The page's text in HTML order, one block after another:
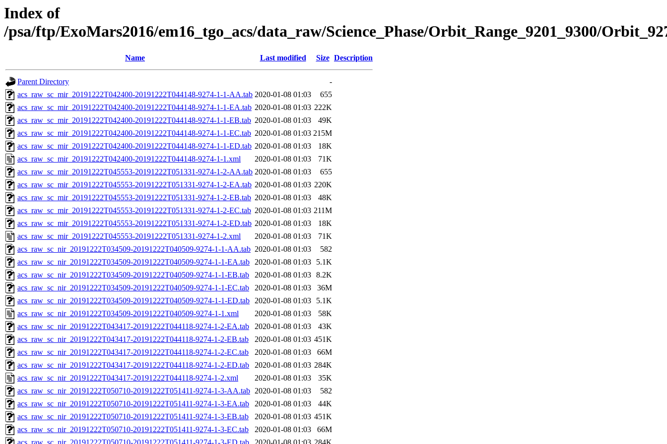
Index of
/psa/ftp/ExoMars2016/em16_tgo_acs/data_raw/Science_Phase/Orbit_Range_9201_9300/
Name Last modified Size Description
Parent Directory
-
acs_raw_sc_mir_20191222T042400-20191222T044148-9274-1-1-AA.tab 2020-01-08 01:03
655
acs_raw_sc_mir_20191222T042400-20191222T044148-9274-1-1-EA.tab 2020-01-08 01:03 222K
acs_raw_sc_mir_20191222T042400-20191222T044148-9274-1-1-EB.tab 2020-01-08 01:03
49K
acs_raw_sc_mir_20191222T042400-20191222T044148-9274-1-1-EC.tab 2020-01-08 01:03 215M
acs_raw_sc_mir_20191222T042400-20191222T044148-9274-1-1-ED.tab 2020-01-08 01:03
18K
acs_raw_sc_mir_20191222T042400-20191222T044148-9274-1-1.xml
2020-01-08 01:03
71K
acs_raw_sc_mir_20191222T045553-20191222T051331-9274-1-2-AA.tab 2020-01-08 01:03
655
acs_raw_sc_mir_20191222T045553-20191222T051331-9274-1-2-EA.tab 2020-01-08 01:03 220K
acs_raw_sc_mir_20191222T045553-20191222T051331-9274-1-2-EB.tab 2020-01-08 01:03
48K
acs_raw_sc_mir_20191222T045553-20191222T051331-9274-1-2-EC.tab 2020-01-08 01:03 211M
acs_raw_sc_mir_20191222T045553-20191222T051331-9274-1-2-ED.tab 2020-01-08 01:03
18K
acs_raw_sc_mir_20191222T045553-20191222T051331-9274-1-2.xml
2020-01-08 01:03
71K
acs_raw_sc_nir_20191222T034509-20191222T040509-9274-1-1-AA.tab 2020-01-08 01:03
582
acs_raw_sc_nir_20191222T034509-20191222T040509-9274-1-1-EA.tab 2020-01-08 01:03
5.1K
acs_raw_sc_nir_20191222T034509-20191222T040509-9274-1-1-EB.tab
2020-01-08 01:03 8.2K
acs_raw_sc_nir_20191222T034509-20191222T040509-9274-1-1-EC.tab
2020-01-08 01:03
36M
acs_raw_sc_nir_20191222T034509-20191222T040509-9274-1-1-ED.tab 2020-01-08 01:03
5.1K
acs_raw_sc_nir_20191222T034509-20191222T040509-9274-1-1.xml
2020-01-08 01:03
58K
acs_raw_sc_nir_20191222T043417-20191222T044118-9274-1-2-EA.tab
2020-01-08 01:03
43K
acs_raw_sc_nir_20191222T043417-20191222T044118-9274-1-2-EB.tab
2020-01-08 01:03 451K
acs_raw_sc_nir_20191222T043417-20191222T044118-9274-1-2-EC.tab
2020-01-08 01:03
66M
acs_raw_sc_nir_20191222T043417-20191222T044118-9274-1-2-ED.tab
2020-01-08 01:03 284K
acs_raw_sc_nir_20191222T043417-20191222T044118-9274-1-2.xml
2020-01-08 01:03
35K
acs_raw_sc_nir_20191222T050710-20191222T051411-9274-1-3-AA.tab 2020-01-08 01:03
582
acs_raw_sc_nir_20191222T050710-20191222T051411-9274-1-3-EA.tab
2020-01-08 01:03
44K
acs_raw_sc_nir_20191222T050710-20191222T051411-9274-1-3-EB.tab
2020-01-08 01:03 451K
acs_raw_sc_nir_20191222T050710-20191222T051411-9274-1-3-EC.tab
2020-01-08 01:03
66M